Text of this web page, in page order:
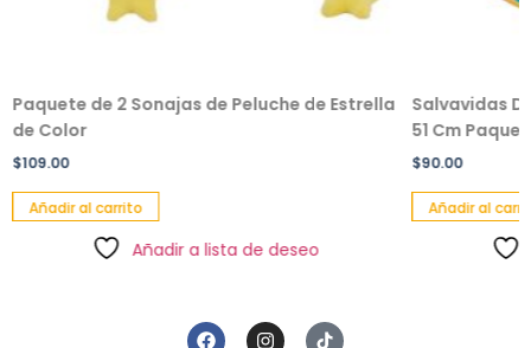
Paquete de 2 Sonajas de Peluche de Estrella
de Color
$109.00
Añadir al carrito
Añadir a lista de deseo
Salvavidas
51 Cm
$90.00
Añadir al